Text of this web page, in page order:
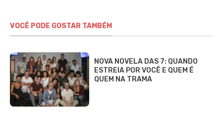
VOCÊ PODE GOSTAR TAMBÉM
NOVA NOVELA DAS 7: QUANDO
ESTREIA POR VOCÊ E QUEM É
QUEM NA TRAMA